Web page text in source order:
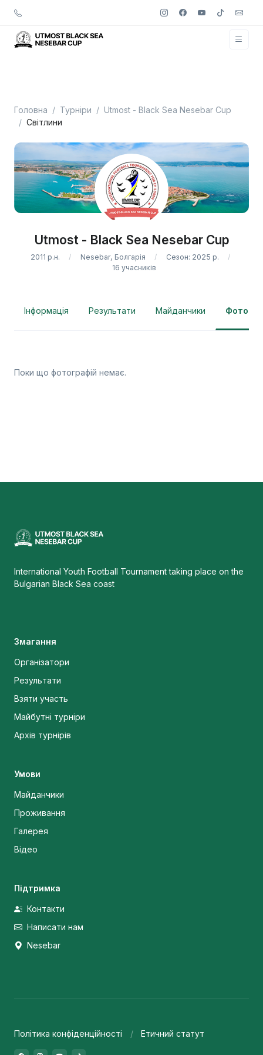
Головна Турніри
Utmost - Black Sea Nesebar Cup
Світлини
Utmost - Black Sea Nesebar Cup
2011 р.н. Nesebar, Болгарія
Сезон: 2025 р.
16 учасників
Інформація Результати Майданчики
Поки що фотографій немає.
International Youth Football Tournament taking place on the
Bulgarian Black Sea coast
Змагання
Організатори
Результати
Взяти участь
Майбутні турніри
Архів турнірів
Умови
Майданчики
Проживання
Галерея
Відео
Підтримка
Контакти
Написати нам
Nesebar
Політика конфіденційності Етичний статут